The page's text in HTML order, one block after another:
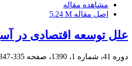
مشاهده مقاله
اصل مقاله 5.24 M
علل توسعه اقتصادی در
دوره 41، شماره 1، 1390، صفحه 335-347